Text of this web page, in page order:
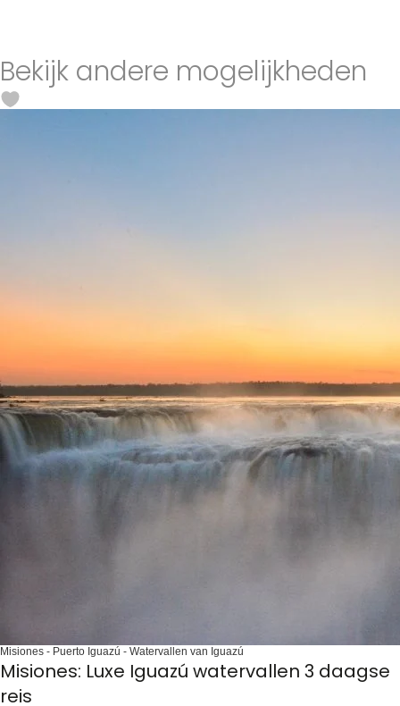
Bekijk andere mogelijkheden
Misiones - Puerto Iguazú - Watervallen van Iguazú
Misiones: Luxe Iguazú watervallen 3 daagse
reis